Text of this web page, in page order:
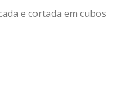
e cortada em cubos